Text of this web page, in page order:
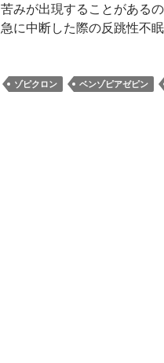
苦みが出現することがある
急に中断した際の反跳性不
ゾピクロン ベンゾピアゼピン